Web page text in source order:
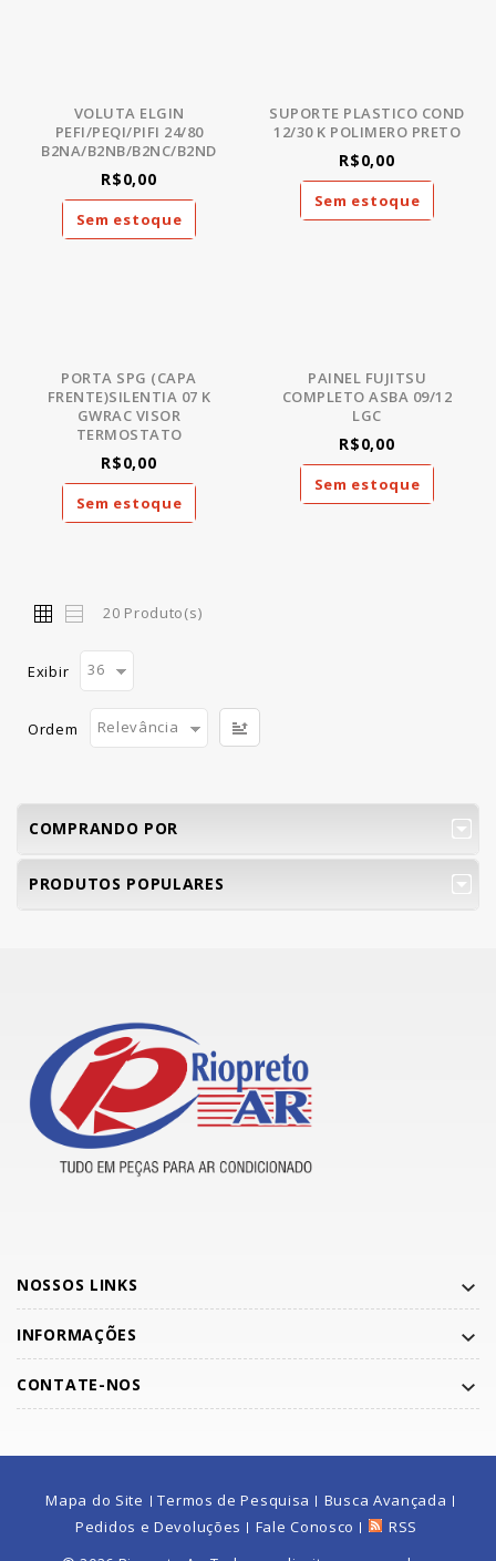
VOLUTA ELGIN
PEFI/PEQI/PIFI 24/80
B2NA/B2NB/B2NC/B2ND
R$0,00
Sem estoque
SUPORTE PLASTICO COND
12/30 K POLIMERO PRETO
R$0,00
Sem estoque
PORTA SPG (CAPA
FRENTE)SILENTIA 07 K
GWRAC VISOR
TERMOSTATO
R$0,00
Sem estoque
PAINEL FUJITSU
COMPLETO ASBA 09/12
LGC
R$0,00
Sem estoque
20 Produto(s)
Exibir 36
Ordem Relevância
COMPRANDO POR
PRODUTOS POPULARES
NOSSOS LINKS
INFORMAÇÕES
CONTATE-NOS
Mapa do Site Termos de Pesquisa
Busca Avançada
Pedidos e Devoluções
Fale Conosco
RSS